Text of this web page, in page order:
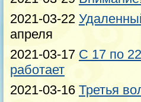
2021-03-22
апреля
2021-03-17 С 17 по
работает
2021-03-16 Третья